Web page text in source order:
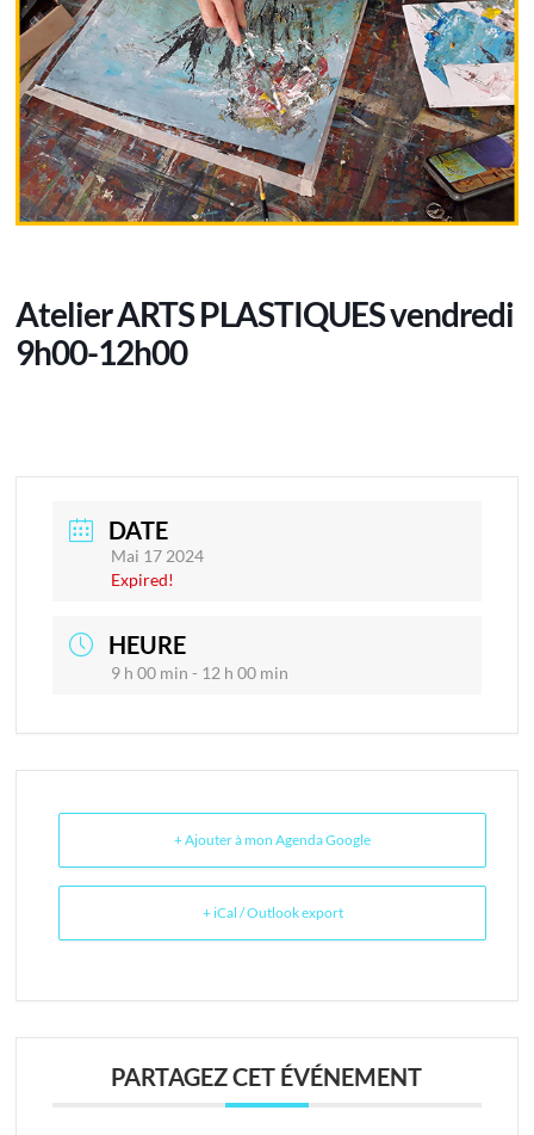
Atelier ARTS PLASTIQUES vendredi
9h00-12h00
DATE
Mai 17 2024
Expired!
HEURE
9 h 00 min - 12 h 00 min
+ Ajouter à mon Agenda Google
+ iCal / Outlook export
PARTAGEZ CET ÉVÉNEMENT